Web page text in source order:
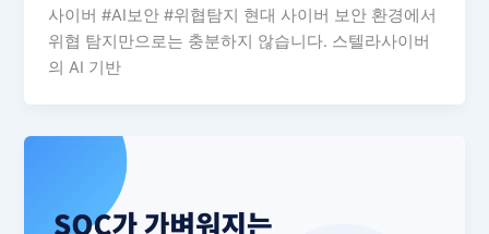
사이버 #AI보안 #위협탐지 현대 사이버 보안 환경에서
위협 탐지만으로는 충분하지 않습니다. 스텔라사이버
의 AI 기반